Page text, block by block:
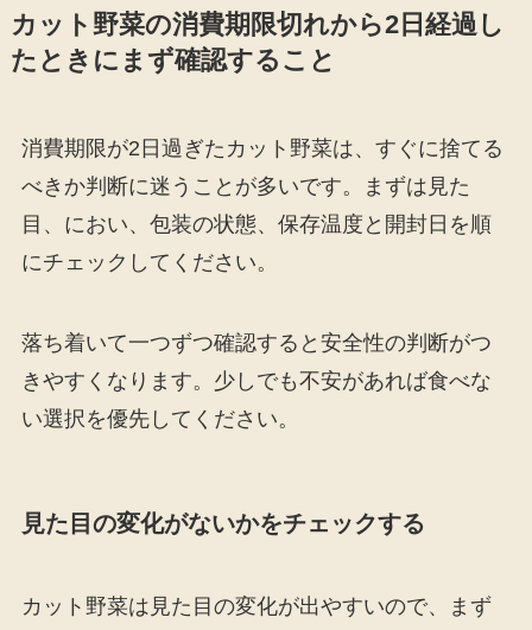
カット野菜の消費期限切れから2日経過し
たときにまず確認すること
消費期限が2日過ぎたカット野菜は、すぐに捨てる
べきか判断に迷うことが多いです。まずは見た
目、におい、包装の状態、保存温度と開封日を順
にチェックしてください。
落ち着いて一つずつ確認すると安全性の判断がつ
きやすくなります。少しでも不安があれば食べな
い選択を優先してください。
見た目の変化がないかをチェックする
カット野菜は見た目の変化が出やすいので、まず